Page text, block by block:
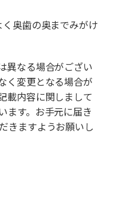
奥歯の奥までみがけ
異なる場合がござい
く変更となる場合が
載内容に関しまして
ます。お手元に届き
きますようお願いし